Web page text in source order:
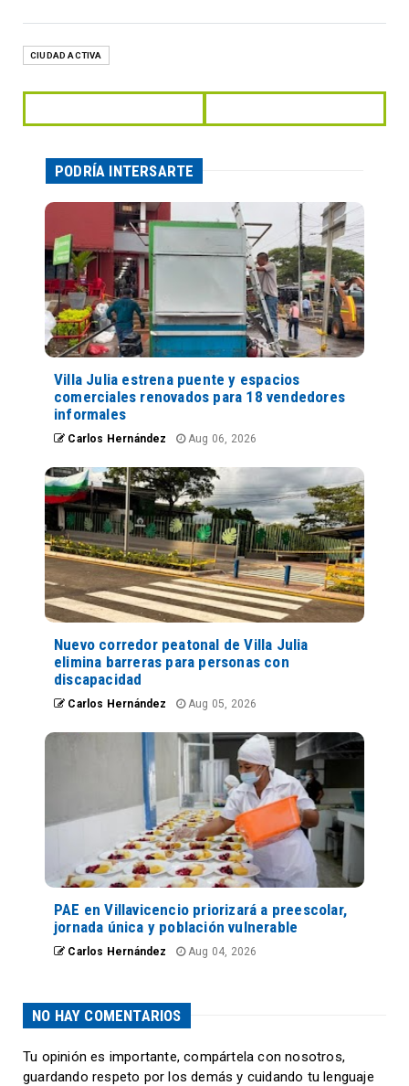
CIUDAD ACTIVA
PODRÍA INTERSARTE
Villa Julia estrena puente y espacios
comerciales renovados para 18 vendedores
informales
Carlos Hernández Aug 06, 2026
Nuevo corredor peatonal de Villa Julia
elimina barreras para personas con
discapacidad
Carlos Hernández Aug 05, 2026
PAE en Villavicencio priorizará a preescolar,
jornada única y población vulnerable
Carlos Hernández Aug 04, 2026
NO HAY COMENTARIOS
Tu opinión es importante, compártela con nosotros,
guardando respeto por los demás y cuidando tu lenguaje